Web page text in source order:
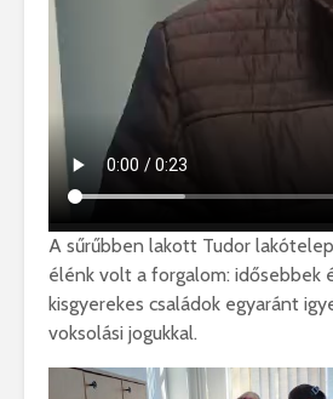
A sűrűbben lakott Tudor
élénk volt a forgalom: idősebbek
kisgyerekes családok egyaránt
voksolási jogukkal.